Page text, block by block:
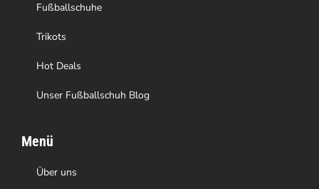
Fußballschuhe
Trikots
Hot Deals
Unser Fußballschuh Blog
Menü
Über uns